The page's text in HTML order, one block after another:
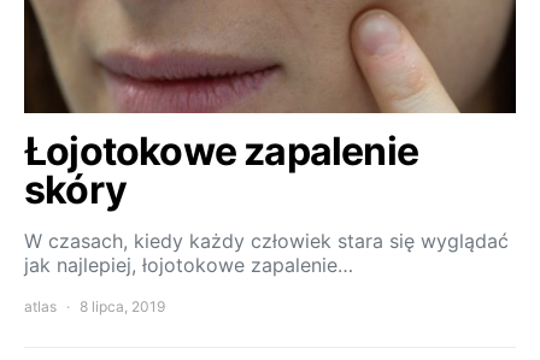
Łojotokowe zapalenie
skóry
W czasach, kiedy każdy człowiek stara się wyglądać
jak najlepiej, łojotokowe zapalenie…
atlas 8 lipca, 2019